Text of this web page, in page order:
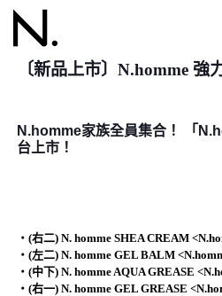
〔新品上市〕N.homme 強
N.homme家族全員集合！ 「
台上市！
・(右二) N. homme SHEA CREAM
・(左二) N. homme GEL BALM
・(中下) N. homme AQUA GREASE
・(右一) N. homme GEL GREASE